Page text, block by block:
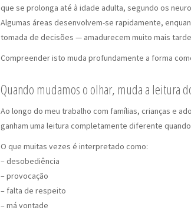
que se prolonga até à idade adulta, segundo os
Algumas áreas desenvolvem-se rapidamente,
tomada de decisões — amadurecem muito mais
Compreender isto muda profundamente a forma
Quando mudamos o olhar, muda a leitura
Ao longo do meu trabalho com famílias, crianças e
ganham uma leitura completamente diferente
O que muitas vezes é interpretado como:
– desobediência
– provocação
– falta de respeito
– má vontade